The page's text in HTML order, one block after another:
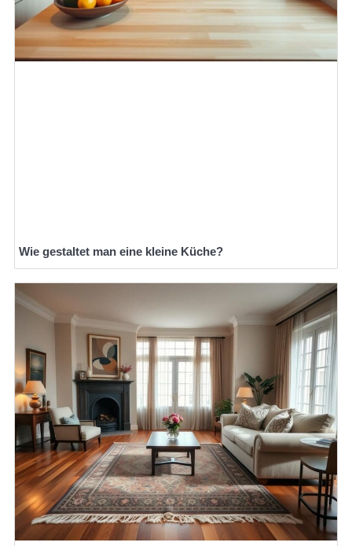
Wie gestaltet man eine kleine Küche?